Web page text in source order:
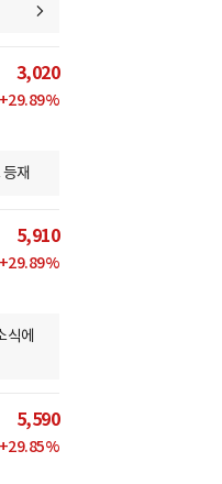
3,020
+29.89%
재
5,910
+29.89%
식에
5,590
+29.85%